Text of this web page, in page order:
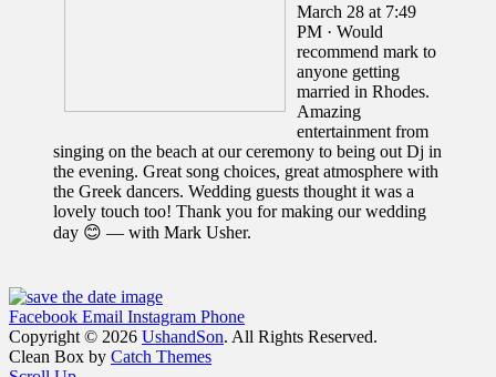
March 28 at 7:49
PM · Would
recommend mark to
anyone getting
married in Rhodes.
Amazing
entertainment from
singing on the beach at our ceremony to being out Dj in
the evening. Great song choices, great atmosphere with
the Greek dancers. Wedding guests thought it was a
lovely touch too! Thank you for making our wedding
day 😊 — with Mark Usher.
Facebook Email Instagram Phone
Copyright © 2026 UshandSon. All Rights Reserved.
Clean Box by Catch Themes